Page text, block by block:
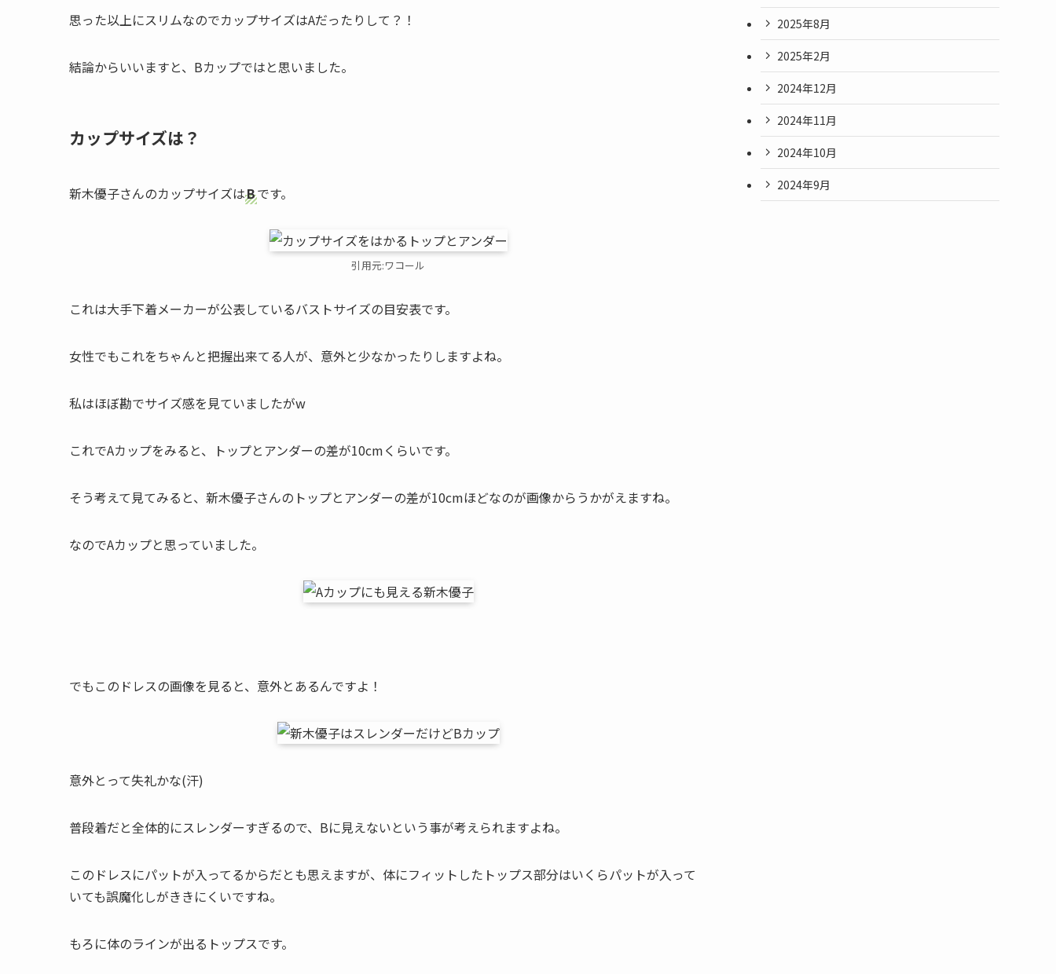
思った以上にスリムなのでカップサイズはAだったりして？！
結論からいいますと、Bカップではと思いました。
カップサイズは？
新木優子さんのカップサイズはBです。
引用元:ワコール
これは大手下着メーカーが公表しているバストサイズの目安表です。
女性でもこれをちゃんと把握出来てる人が、意外と少なかったりしますよね。
私はほぼ勘でサイズ感を見ていましたがw
これでAカップをみると、トップとアンダーの差が10cmくらいです。
そう考えて見てみると、新木優子さんのトップとアンダーの差が10cmほどなのが画像からうかがえますね。
なのでAカップと思っていました。
でもこのドレスの画像を見ると、意外とあるんですよ！
意外とって失礼かな(汗)
普段着だと全体的にスレンダーすぎるので、Bに見えないという事が考えられますよね。
このドレスにパットが入ってるからだとも思えますが、体にフィットしたトップス部分はいくらパットが入って
いても誤魔化しがききにくいですね。
もろに体のラインが出るトップスです。
2025年8月
2025年2月
2024年12月
2024年11月
2024年10月
2024年9月